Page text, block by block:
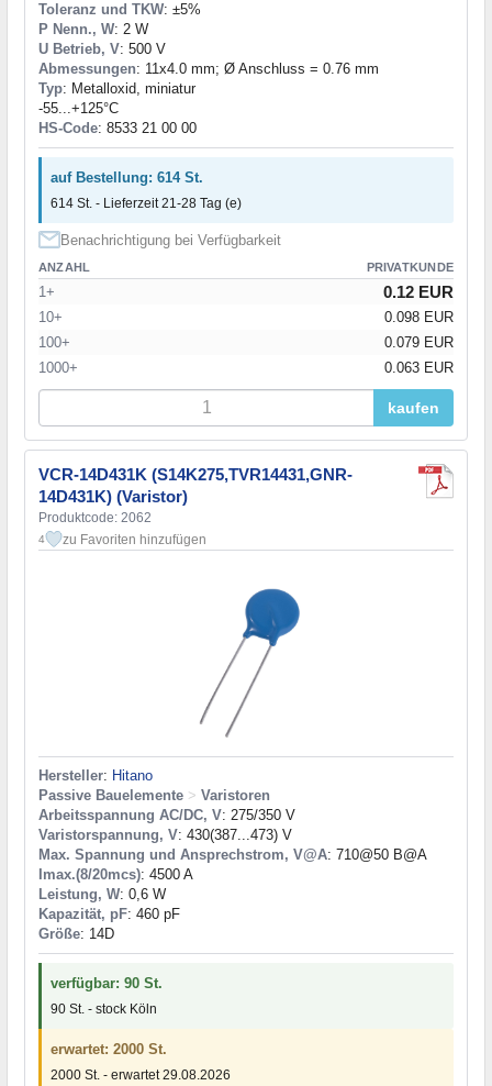
Toleranz und TKW: ±5%
P Nenn., W: 2 W
U Betrieb, V: 500 V
Abmessungen: 11x4.0 mm; Ø Anschluss = 0.76 mm
Typ: Metalloxid, miniatur
-55...+125°C
HS-Code: 8533 21 00 00
auf Bestellung: 614 St.
614 St. - Lieferzeit 21-28 Tag (e)
Benachrichtigung bei Verfügbarkeit
ANZAHL PRIVATKUNDE
1+ 0.12 EUR
10+
0.098 EUR
100+
0.079 EUR
1000+
0.063 EUR
kaufen
VCR-14D431K (S14K275,TVR14431,GNR-
14D431K) (Varistor)
Produktcode: 2062
4 zu Favoriten hinzufügen
Hersteller: Hitano
Passive Bauelemente > Varistoren
Arbeitsspannung AC/DC, V: 275/350 V
Varistorspannung, V: 430(387...473) V
Max. Spannung und Ansprechstrom, V@A: 710@50 B@A
Imax.(8/20mcs): 4500 A
Leistung, W: 0,6 W
Kapazität, pF: 460 pF
Größe: 14D
verfügbar: 90 St.
90 St. - stock Köln
erwartet: 2000 St.
2000 St. - erwartet 29.08.2026